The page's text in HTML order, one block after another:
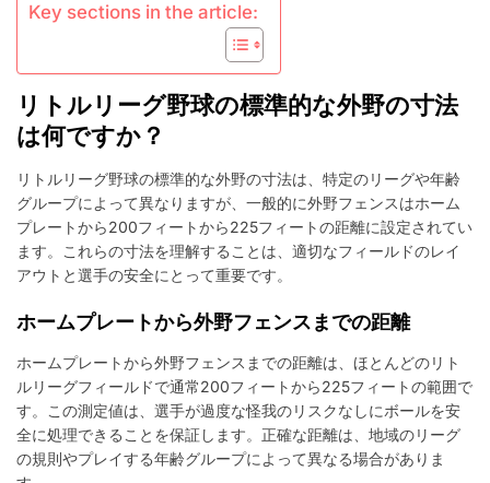
の
ァ
ウ
ル
ラ
グ
ラ
ス
エ
リ
ア
Key sections in the article:
リトルリーグ野球の標準的な外野の寸法
は何ですか？
リトルリーグ野球の標準的な外野の寸法は、特定のリーグや年齢
グループによって異なりますが、一般的に外野フェンスはホーム
プレートから200フィートから225フィートの距離に設定されてい
ます。これらの寸法を理解することは、適切なフィールドのレイ
アウトと選手の安全にとって重要です。
ホームプレートから外野フェンスまでの距離
ホームプレートから外野フェンスまでの距離は、ほとんどのリト
ルリーグフィールドで通常200フィートから225フィートの範囲で
す。この測定値は、選手が過度な怪我のリスクなしにボールを安
全に処理できることを保証します。正確な距離は、地域のリーグ
の規則やプレイする年齢グループによって異なる場合がありま